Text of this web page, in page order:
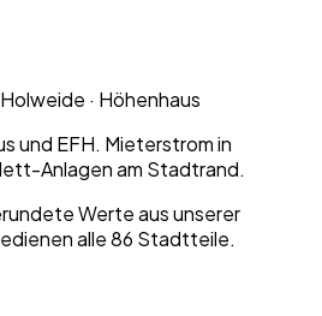
· Höhenhaus
und EFH. Mieterstrom in
Anlagen am Stadtrand.
Werte aus unserer
alle 86 Stadtteile.